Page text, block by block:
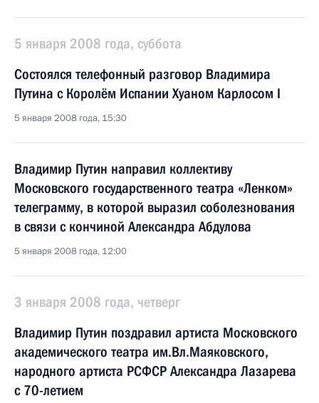
5 января 2008 года, суббота
Состоялся телефонный разговор Владимира
Путина с Королём Испании Хуаном Карлосом I
5 января 2008 года, 15:30
Владимир Путин направил коллективу
Московского государственного театра «Ленком»
телеграмму, в которой выразил соболезнования
в связи с кончиной Александра Абдулова
5 января 2008 года, 12:00
3 января 2008 года, четверг
Владимир Путин поздравил артиста Московского
академического театра им.Вл.Маяковского,
народного артиста РСФСР Александра Лазарева
с 70-летием